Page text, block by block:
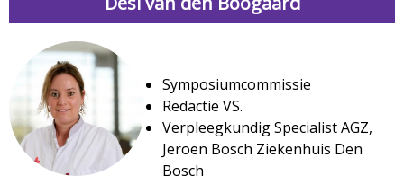
Symposiumcommissie
Redactie VS.
Verpleegkundig Specialist AGZ,
Jeroen Bosch Ziekenhuis Den
Bosch